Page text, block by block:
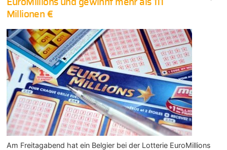
EuroMillions und gewinnt mehr als 111
Millionen €
Am Freitagabend hat ein Belgier bei der Lotterie EuroMillions